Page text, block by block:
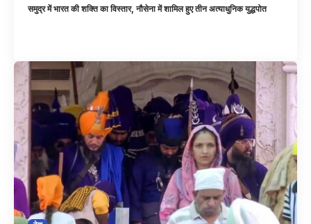
समुद्र में भारत की शक्ति का विस्तार, नौसेना में शामिल हुए तीन अत्याधुनिक युद्धपोत